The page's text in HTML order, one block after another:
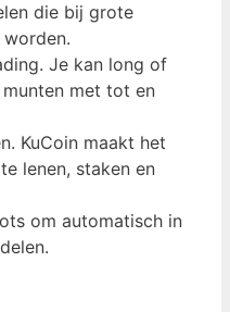
die bij grote
Je kan long of
met tot en
KuCoin maakt het
lenen, staken en
om automatisch in